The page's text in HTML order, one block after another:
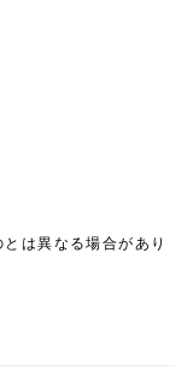
は異なる場合があり